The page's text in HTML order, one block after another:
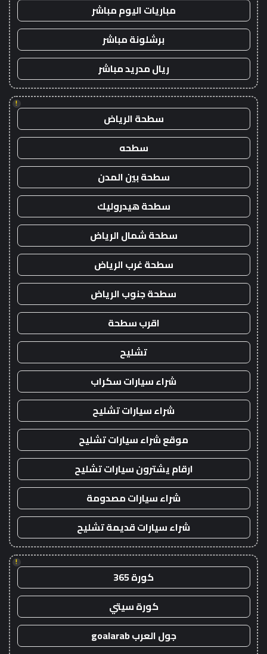
مباريات اليوم مباشر
برشلونة مباشر
ريال مدريد مباشر
!
سطحة الرياض
سطحه
سطحة بين المدن
سطحة هيدروليك
سطحة شمال الرياض
سطحة غرب الرياض
سطحة جنوب الرياض
اقرب سطحة
تشليح
شراء سيارات سكراب
شراء سيارات تشليح
موقع شراء سيارات تشليح
ارقام يشترون سيارات تشليح
شراء سيارات مصدومة
شراء سيارات قديمة تشليح
!
كورة 365
كورة سيتي
جول العرب goalarab